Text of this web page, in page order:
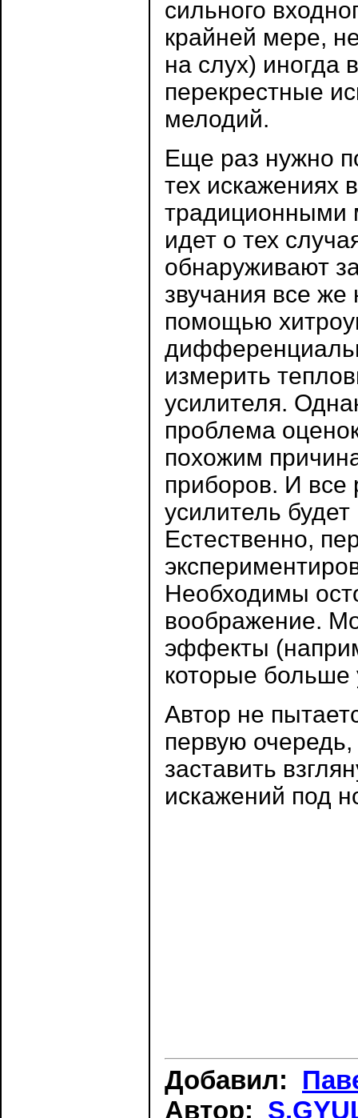
сильного
крайней мере,
на слух) иногда
перекрестные
мелодий.
Еще раз нужно
тех искажениях
традиционными
идет о тех
обнаруживают
звучания все же
помощью
измерить
усилителя.
проблема
похожим
приборов. И все
усилитель
Естественно,
Необходимы
воображение.
эффекты
которые
Автор не
первую
заставить
искажений под
Добавил:
Автор: